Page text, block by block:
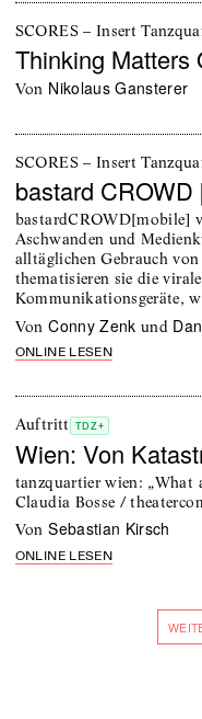
SCORES – Insert
Thinking Matters
von Nikolaus Gansterer
SCORES – Insert
bastard CROWD
bastardCROWD[mobile]
Aschwanden und
alltäglichen Gebrauch
thematisieren sie die
Kommunikationsgeräte,
von Conny Zenk und
ONLINE LESEN
Auftritt TDZ+
Wien: Von
tanzquartier wien: „What
Claudia Bosse /
von Sebastian Kirsch
ONLINE LESEN